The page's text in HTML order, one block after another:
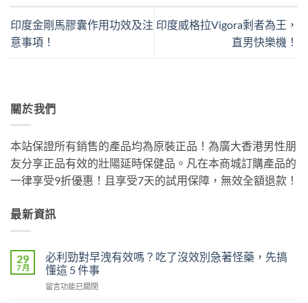
印度金剛馬膠囊作用功效及注
意事項！
印度威格拉Vigora剩者為王，
直男快樂機！
關於我們
本站保證所有銷售的產品均為原裝正品！為廣大香港男性朋
友分享正品有效的壯陽延時保健品。凡在本商城訂購產品的
一律享受9折優惠！且享受7天的試用保障，無效全額退款！
最新資訊
29
7 月
必利勁對早洩有效嗎？吃了沒效別急著怪藥，先搞
懂這 5 件事
在
留言功能已關閉